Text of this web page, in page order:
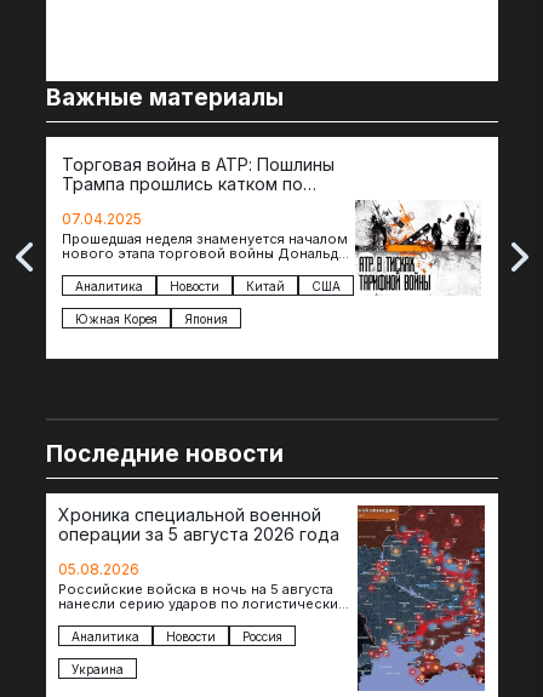
Важные материалы
Торговая война в АТР: Пошлины
Трампа прошлись катком по
07.04.2025
Прошедшая неделя знаменуется началом
нового этапа торговой войны Дональда
импорта из более 100 стран…
Аналитика Новости Китай США
Южная Корея Япония
The
Последние новости
Хроника специальной военной
операции за 5 августа 2026 года
05.08.2026
Российские войска в ночь на 5 августа
нанесли серию ударов по логистическим
Днепропетровской областях. Под…
Аналитика Новости Россия
Украина